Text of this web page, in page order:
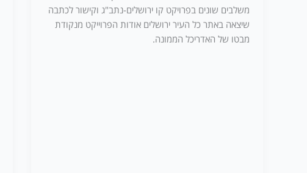
משלבים שונים בפרויקט קו ירושלים-נתב"ג וקישור לכתבה
שיצאה באתר כל העיר ירושלים אודות הפרוייקט מנקודת
מבטו של האדריכל הממונה.